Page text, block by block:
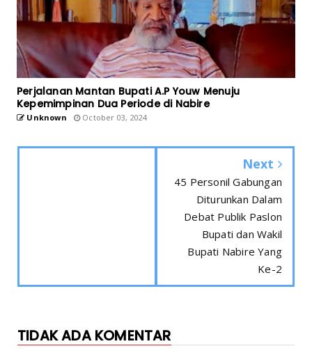
Perjalanan Mantan Bupati A.P Youw Menuju
Kepemimpinan Dua Periode di Nabire
Unknown October 03, 2024
Next
45 Personil Gabungan
Diturunkan Dalam
Debat Publik Paslon
Bupati dan Wakil
Bupati Nabire Yang
Ke-2
TIDAK ADA KOMENTAR